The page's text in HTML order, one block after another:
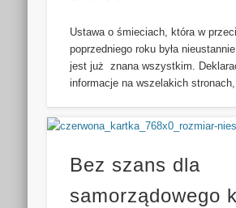
Ustawa o śmieciach, która w
poprzedniego roku była
jest już znana wszystkim.
informacje na wszelakich
Bez szans dla
samorządowego